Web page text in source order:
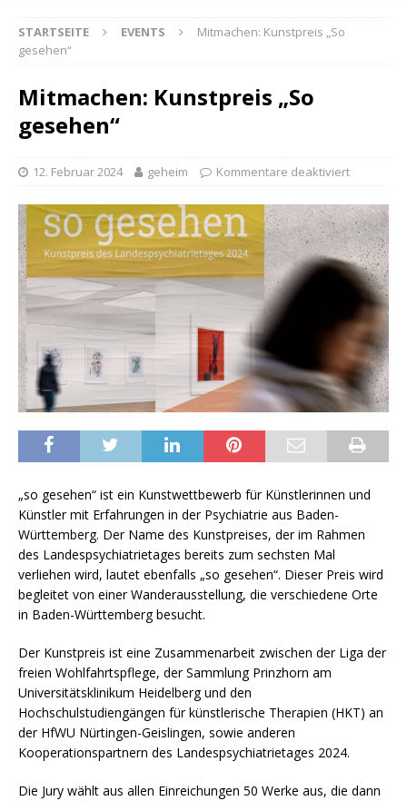
STARTSEITE EVENTS
Mitmachen: Kunstpreis „So
gesehen“
Mitmachen: Kunstpreis „So
gesehen“
12. Februar 2024 geheim Kommentare deaktiviert
„so gesehen“ ist ein Kunstwettbewerb für Künstlerinnen und
Künstler mit Erfahrungen in der Psychiatrie aus Baden-
Württemberg. Der Name des Kunstpreises, der im Rahmen
des Landespsychiatrietages bereits zum sechsten Mal
verliehen wird, lautet ebenfalls „so gesehen“. Dieser Preis wird
begleitet von einer Wanderausstellung, die verschiedene Orte
in Baden-Württemberg besucht.
Der Kunstpreis ist eine Zusammenarbeit zwischen der Liga der
freien Wohlfahrtspflege, der Sammlung Prinzhorn am
Universitätsklinikum Heidelberg und den
Hochschulstudiengängen für künstlerische Therapien (HKT) an
der HfWU Nürtingen-Geislingen, sowie anderen
Kooperationspartnern des Landespsychiatrietages 2024.
Die Jury wählt aus allen Einreichungen 50 Werke aus, die dann